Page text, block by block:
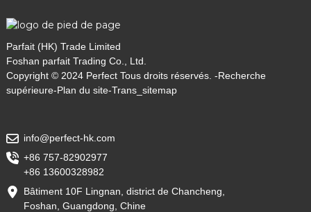
Parfait (HK) Trade Limited
Foshan parfait Trading Co., Ltd.
Copyright © 2024 Perfect Tous droits réservés. -Recherche
supérieure-Plan du site-Trans_sitemap
info@perfect-hk.com
+86 757-82902977
+86 13600328982
Bâtiment 10F Lingnan, district de Chancheng,
Foshan, Guangdong, Chine